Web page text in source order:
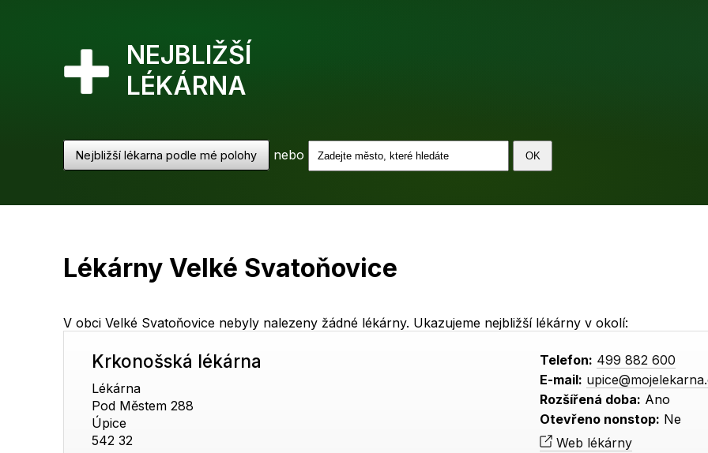
NEJBLIŽŠÍ
LÉKÁRNA
Nejbližší lékarna podle mé polohy nebo
Lékárny Velké Svatoňovice
V obci Velké Svatoňovice nebyly nalezeny žádné lékárny. Ukazujeme nejbližší lékárny v okolí:
Krkonošská lékárna
Lékárna
Pod Městem 288
Úpice
542 32
Telefon: 499 882 600
E-mail:
Rozšířená doba: Ano
Otevřeno nonstop: Ne
Web lékárny